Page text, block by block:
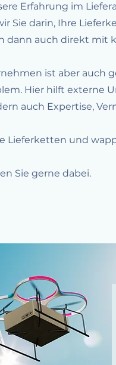
Erfahrung im
Sie darin, Ihre
dann auch direkt mit
ist aber auch
Hier hilft externe
auch Expertise,
Lieferketten und
Sie gerne dabei.​